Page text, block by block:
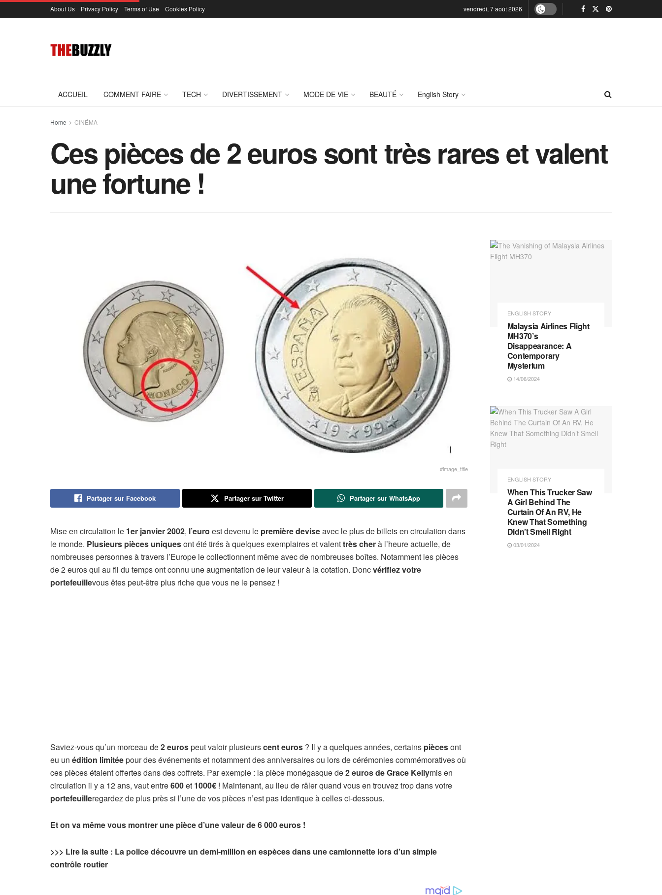
About Us Privacy Policy Terms of Use Cookies Policy vendredi, 7 août 2026
ACCUEIL COMMENT FAIRE TECH DIVERTISSEMENT MODE DE VIE BEAUTÉ English Story
Home CINÉMA
Ces pièces de 2 euros sont très rares et valent
une fortune !
#image_title
Partager sur Facebook Partager sur Twitter Partager sur WhatsApp
Mise en circulation le 1er janvier 2002, l’euro est devenu le première deviseavec le plus de billets en circulation dans
le monde. Plusieurs pièces uniquesont été tirés à quelques exemplaires et valenttrès cherà l’heure actuelle, de
nombreuses personnes à travers l’Europe le collectionnent même avec de nombreuses boîtes. Notamment les pièces
de 2 euros qui au fil du temps ont connu une augmentation de leur valeur à la cotation. Doncvérifiez votre
portefeuillevous êtes peut-être plus riche que vous ne le pensez !
Saviez-vous qu’un morceau de2 eurospeut valoir plusieurscent euros ? Il y a quelques années, certains piècesont
eu un édition limitéepour des événements et notamment des anniversaires ou lors de cérémonies commémoratives où
ces pièces étaient offertes dans des coffrets. Par exemple : la pièce monégasque de2 euros de Grace Kellymis en
circulation il y a 12 ans, vaut entre600et 1000€ ! Maintenant, au lieu de râler quand vous en trouvez trop dans votre
portefeuilleregardez de plus près si l’une de vos pièces n’est pas identique à celles ci-dessous.
Et on va même vous montrer une pièce d’une valeur de 6 000 euros !
>>> Lire la suite : La police découvre un demi-million en espèces dans une camionnette lors d’un simple
contrôle routier
ENGLISH STORY
Malaysia Airlines Flight
MH370’s
Disappearance: A
Contemporary
Mysterium
14/06/2024
ENGLISH STORY
When This Trucker Saw
A Girl Behind The
Curtain Of An RV, He
Knew That Something
Didn’t Smell Right
03/01/2024